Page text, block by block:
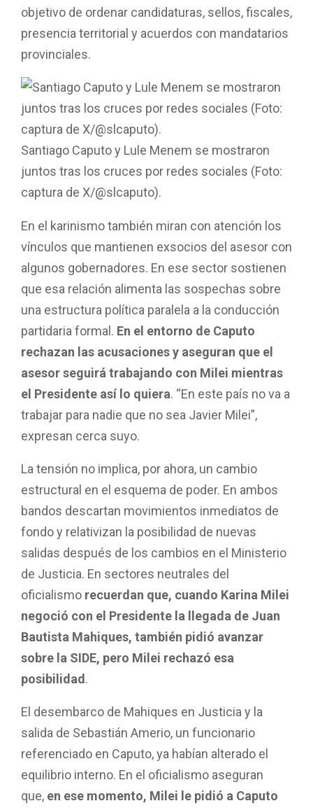
objetivo de ordenar candidaturas, sellos, fiscales,
presencia territorial y acuerdos con mandatarios
provinciales.
Santiago Caputo y Lule Menem se mostraron
juntos tras los cruces por redes sociales (Foto:
captura de X/@slcaputo).
En el karinismo también miran con atención los
vínculos que mantienen exsocios del asesor con
algunos gobernadores. En ese sector sostienen
que esa relación alimenta las sospechas sobre
una estructura política paralela a la conducción
partidaria formal. En el entorno de Caputo
rechazan las acusaciones y aseguran que el
asesor seguirá trabajando con Milei mientras
el Presidente así lo quiera. “En este país no va a
trabajar para nadie que no sea Javier Milei”,
expresan cerca suyo.
La tensión no implica, por ahora, un cambio
estructural en el esquema de poder. En ambos
bandos descartan movimientos inmediatos de
fondo y relativizan la posibilidad de nuevas
salidas después de los cambios en el Ministerio
de Justicia. En sectores neutrales del
oficialismo recuerdan que, cuando Karina Milei
negoció con el Presidente la llegada de Juan
Bautista Mahiques, también pidió avanzar
sobre la SIDE, pero Milei rechazó esa
posibilidad .
El desembarco de Mahiques en Justicia y la
salida de Sebastián Amerio, un funcionario
referenciado en Caputo, ya habían alterado el
equilibrio interno. En el oficialismo aseguran
que, en ese momento, Milei le pidió a Caputo